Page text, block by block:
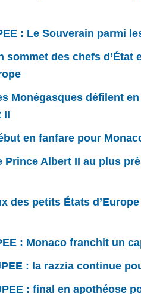
: Le Souverain parmi
sommet des chefs d’État
Monégasques défilent
II
en fanfare pour
Prince Albert II au plus
des petits États
: Monaco franchit un
: la razzia continue
: final en apothéose